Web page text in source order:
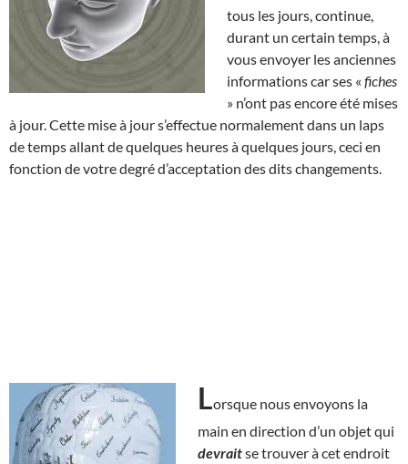
tous les jours, continue,
durant un certain temps, à
vous envoyer les anciennes
informations car ses « fiches
» n’ont pas encore été mises
à jour. Cette mise à jour s’effectue normalement dans un laps
de temps allant de quelques heures à quelques jours, ceci en
fonction de votre degré d’acceptation des dits changements.
Lorsque nous envoyons la
main en direction d’un objet qui
devraitse trouver à cet endroit